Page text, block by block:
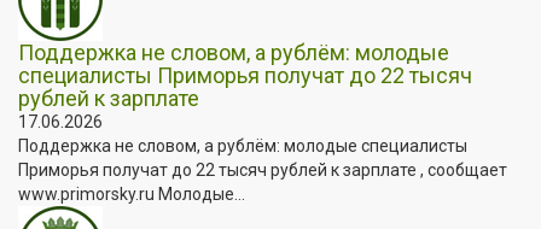
Поддержка не словом, а рублём: молодые
специалисты Приморья получат до 22 тысяч
рублей к зарплате
17.06.2026
Поддержка не словом, а рублём: молодые специалисты
Приморья получат до 22 тысяч рублей к зарплате , сообщает
www.primorsky.ru Молодые...